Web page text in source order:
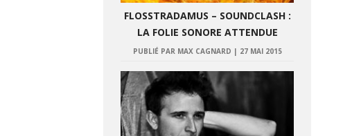
FLOSSTRADAMUS – SOUNDCLASH :
LA FOLIE SONORE ATTENDUE
PUBLIÉ PAR MAX CAGNARD | 27 MAI 2015